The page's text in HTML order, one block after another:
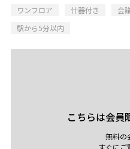
ワンフロア
什器付き 会
駅から5分以内
こちらは会員
無料の